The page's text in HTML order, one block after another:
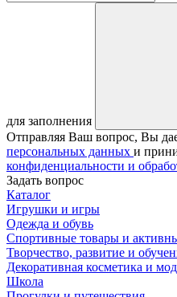
для заполнения
Отправляя Ваш вопрос, Вы
персональных данных и
конфиденциальности и
Задать вопрос
Каталог
Игрушки и игры
Одежда и обувь
Спортивные товары и
Творчество, развитие и
Декоративная косметика и
Школа